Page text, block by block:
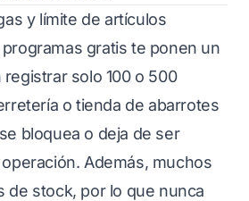
y límite de artículos
gratis te ponen un
solo 100 o 500
o tienda de abarrotes
bloquea o deja de ser
Además, muchos
de stock, por lo que nunca